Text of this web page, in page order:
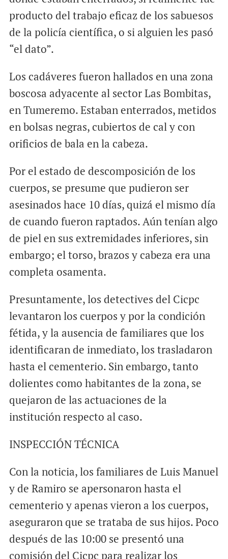
producto del trabajo eficaz de los sabuesos
de la policía científica, o si alguien les pasó
“el dato”.
Los cadáveres fueron hallados en una zona
boscosa adyacente al sector Las Bombitas,
en Tumeremo. Estaban enterrados, metidos
en bolsas negras, cubiertos de cal y con
orificios de bala en la cabeza.
Por el estado de descomposición de los
cuerpos, se presume que pudieron ser
asesinados hace 10 días, quizá el mismo día
de cuando fueron raptados. Aún tenían algo
de piel en sus extremidades inferiores, sin
embargo; el torso, brazos y cabeza era una
completa osamenta.
Presuntamente, los detectives del Cicpc
levantaron los cuerpos y por la condición
fétida, y la ausencia de familiares que los
identificaran de inmediato, los trasladaron
hasta el cementerio. Sin embargo, tanto
dolientes como habitantes de la zona, se
quejaron de las actuaciones de la
institución respecto al caso.
INSPECCIÓN TÉCNICA
Con la noticia, los familiares de Luis Manuel
y de Ramiro se apersonaron hasta el
cementerio y apenas vieron a los cuerpos,
aseguraron que se trataba de sus hijos. Poco
después de las 10:00 se presentó una
comisión del Cicpc para realizar los